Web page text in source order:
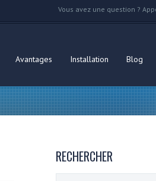
Vous avez une question ?
Avantages Installation Blog
RECHERCHER